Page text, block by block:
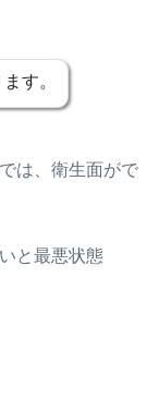
す。
は、衛生面がで
と最悪状態